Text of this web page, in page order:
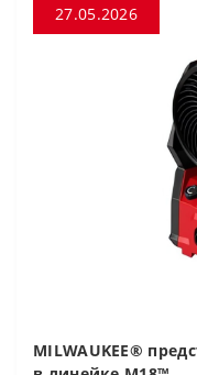
27.05.2026
MILWAUKEE®